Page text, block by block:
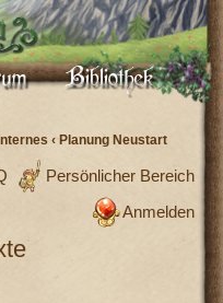
‹ Planung Neustart
Persönlicher Bereich
Anmelden